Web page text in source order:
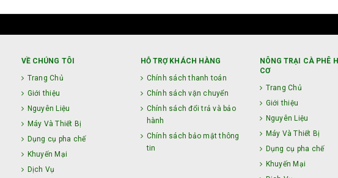
VỀ CHÚNG TÔI
Trang Chủ
Giới thiệu
Nguyên Liệu
Máy Và Thiết Bị
Dụng cụ pha chế
Khuyến Mại
Dịch Vụ
HỖ TRỢ KHÁCH HÀNG
Chính sách thanh toán
Chính sách vận chuyển
Chính sách đổi trả và bảo
hành
Chính sách bảo mật thông
tin
NÔNG TRẠI CÀ PHÊ
CƠ
Trang Chủ
Giới thiệu
Nguyên Liệu
Máy Và Thiết Bị
Dụng cụ pha chế
Khuyến Mại